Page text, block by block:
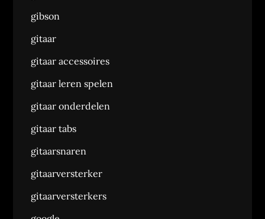
gibson
gitaar
gitaar accessoires
gitaar leren spelen
gitaar onderdelen
gitaar tabs
gitaarsnaren
gitaarversterker
gitaarversterkers